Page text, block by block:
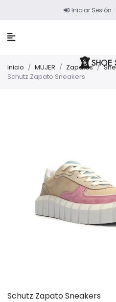
Iniciar Sesión
Inicio / MUJER / Zapatos /
Schutz Zapato Sneakers
Schutz Zapato Sneakers